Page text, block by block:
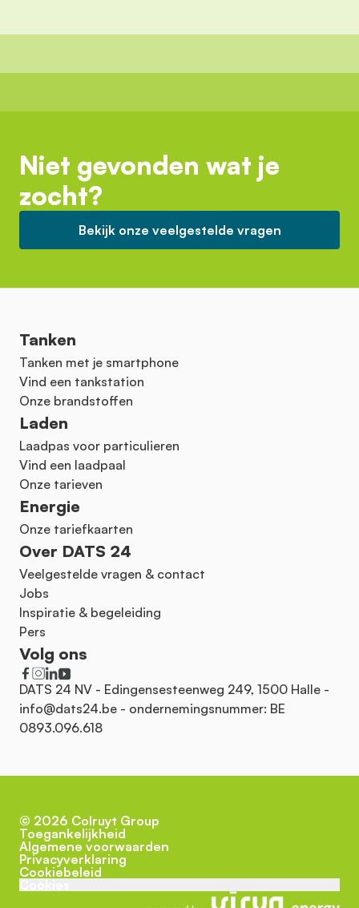
Niet gevonden wat je
zocht?
Bekijk onze veelgestelde vragen
Tanken
Tanken met je smartphone
Vind een tankstation
Onze brandstoffen
Laden
Laadpas voor particulieren
Vind een laadpaal
Onze tarieven
Energie
Onze tariefkaarten
Over DATS 24
Veelgestelde vragen & contact
Jobs
Inspiratie & begeleiding
Pers
Volg ons
DATS 24 NV - Edingensesteenweg 249, 1500 Halle -
info@dats24.be - ondernemingsnummer: BE
0893.096.618
© 2026 Colruyt Group
Toegankelijkheid
Algemene voorwaarden
Privacyverklaring
Cookiebeleid